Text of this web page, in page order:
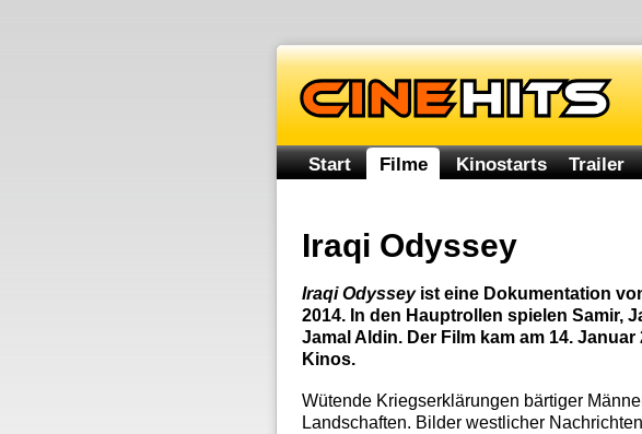
Start Filme Kinostarts Trailer
Iraqi Odyssey
Iraqi Odysseyist eine Dokumentation
2014. In den Hauptrollen spielen Samir,
Jamal Aldin. Der Film kam am 14.
Kinos.
Wütende Kriegserklärungen bärtiger
Landschaften. Bilder westlicher